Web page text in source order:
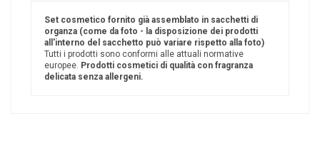
Set cosmetico fornito già assemblato in sacchetti di
organza (come da foto - la disposizione dei prodotti
all'interno del sacchetto può variare rispetto alla foto)
Tutti i prodotti sono conformi alle attuali normative
europee. Prodotti cosmetici di qualità con fragranza
delicata senza allergeni.